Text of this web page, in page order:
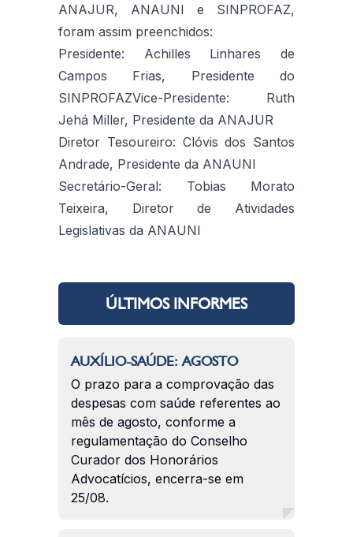
ANAJUR, ANAUNI e SINPROFAZ,
foram assim preenchidos:
Presidente: Achilles Linhares de
Campos Frias, Presidente do
SINPROFAZVice-Presidente: Ruth
Jehá Miller, Presidente da ANAJUR
Diretor Tesoureiro: Clóvis dos Santos
Andrade, Presidente da ANAUNI
Secretário-Geral: Tobias Morato
Teixeira, Diretor de Atividades
Legislativas da ANAUNI
ÚLTIMOS INFORMES
AUXÍLIO-SAÚDE: AGOSTO
O prazo para a comprovação das
despesas com saúde referentes ao
mês de agosto, conforme a
regulamentação do Conselho
Curador dos Honorários
Advocatícios, encerra-se em
25/08.